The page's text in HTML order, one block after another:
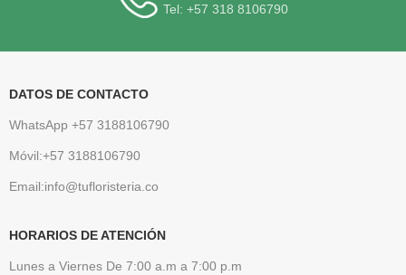
Tel: +57 318 8106790
DATOS DE CONTACTO
WhatsApp +57 3188106790
Móvil:+57 3188106790
Email:info@tufloristeria.co
HORARIOS DE ATENCIÓN
Lunes a Viernes De 7:00 a.m a 7:00 p.m